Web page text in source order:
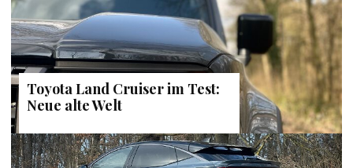
Toyota Land Cruiser im Test:
Neue alte Welt